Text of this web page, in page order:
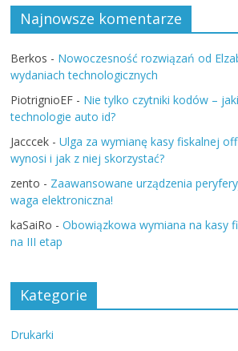
Najnowsze komentarze
Berkos - Nowoczesność rozwiązań od
wydaniach technologicznych
PiotrignioEF - Nie tylko czytniki kodów –
technologie auto id?
Jacccek -Ulga za wymianę kasy fiskalnej
wynosi i jak z niej skorzystać?
zento - Zaawansowane urządzenia
waga elektroniczna!
kaSaiRo -Obowiązkowa wymiana na kasy
na III etap
Kategorie
Drukarki